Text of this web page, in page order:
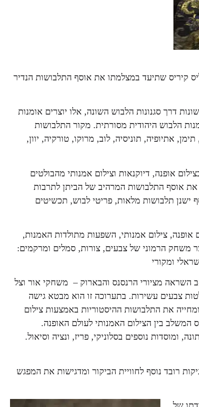
קיריס שתיעד במצלמתו את אוסף התלבושות הנדיר
דרך סגנונות הלבוש השונה, אלו יוצרים אומנות
הלבוש היהודית מסורתית. מקור התלבושות
אתיופיה, תוניסיה, לוב, מרוקו, טורקיה, יוון,
אופנה, דיוקנאות וצילום אמנותי מהבולטים
את אוסף התלבושות המרהיב של הביתן לתרבות
ישנן תלבושות מלאות, פריטי לבוש, תכשיטים
אופנה, צילום אמנותי, השפעות מתולדות האמנות,
משחק הרמוני של צבעים, צורות, סמלים ומרקמים:
ומקורי
השראה מציורי הרנסנס והבארוק – משחקי אור וצל
צבעים עשירות. בתערוכה זו הוא מבטא גישה
את התלבושות ההיסטוריות באמצעות צילום
המשלב בין הצילום האמנותי לעולם האופנה.
ומוסדות נוספים בסלוניקי, פריז, ונציה וסיאול.
רובד נוסף לחוויית הביקור ומדגישות את המפגש